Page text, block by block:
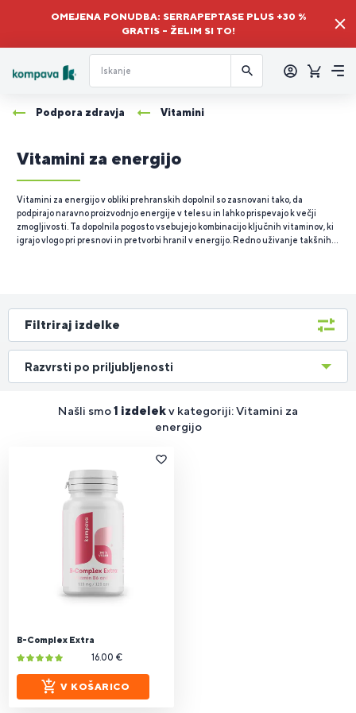
OMEJENA PONUDBA: SERRAPEPTASE PLUS +30 %
GRATIS – ŽELIM SI TO!
Podpora zdravja Vitamini
Vitamini za energijo
Vitamini za energijo v obliki prehranskih dopolnil so zasnovani tako, da
podpirajo naravno proizvodnjo energije v telesu in lahko prispevajo k večji
zmogljivosti. Ta dopolnila pogosto vsebujejo kombinacijo ključnih vitaminov, ki
igrajo vlogo pri presnovi in pretvorbi hranil v energijo. Redno uživanje takšnih
Filtriraj izdelke
Našli smo1 izdelekv kategoriji: Vitamini za
energijo
Razvrsti po priljubljenosti
B-Complex Extra
16.00 €
V KOŠARICO